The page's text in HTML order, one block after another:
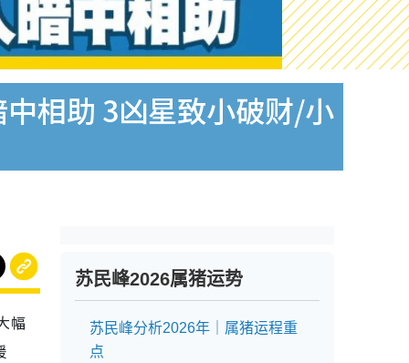
相助 3凶星致小破财/小
幅
苏民峰2026属猪运势
苏民峰分析2026年｜属猪运程重
点